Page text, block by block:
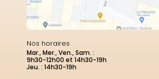
Nos horaires
Mar., Mer., Ven., Sam. :
9h30-12h00 et 14h30-19h
Jeu. : 14h30-19h